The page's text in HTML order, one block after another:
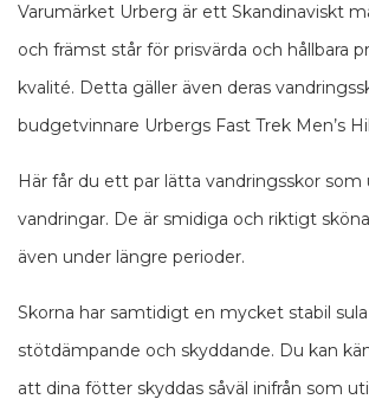
Varumärket Urberg är ett Skandinaviskt
och främst står för prisvärda och hållbara
kvalité. Detta gäller även deras
budgetvinnare Urbergs Fast Trek Men’s
Här får du ett par lätta vandringsskor som
vandringar. De är smidiga och riktigt
även under längre perioder.
Skorna har samtidigt en mycket stabil
stötdämpande och skyddande. Du kan
att dina fötter skyddas såväl inifrån som